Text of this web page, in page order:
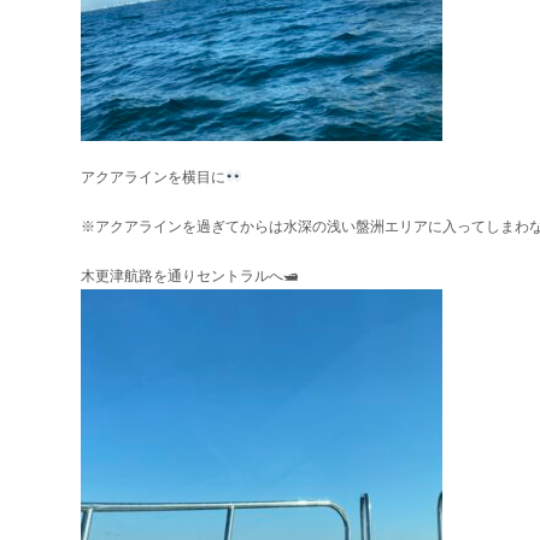
アクアラインを横目に
※アクアラインを過ぎてからは水深の浅い盤洲エリアに入ってしまわ
木更津航路を通りセントラルへ🛥